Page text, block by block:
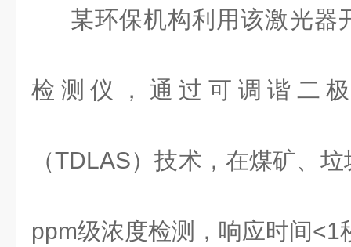
某环保机构利用该激光器
检测仪，通过可调谐二
（TDLAS）技术，在煤矿、
ppm级浓度检测，响应时间<1